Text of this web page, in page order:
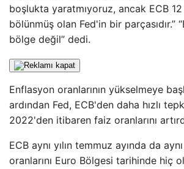
boşlukta yaratmıyoruz, ancak ECB
bölünmüş olan Fed'in bir parçasıdır.”
bölge değil” dedi.
Enflasyon oranlarının yükselmeye
ardından Fed, ECB'den daha hızlı
2022'den itibaren faiz oranlarını
ECB aynı yılın temmuz ayında da
oranlarını Euro Bölgesi tarihinde hiç